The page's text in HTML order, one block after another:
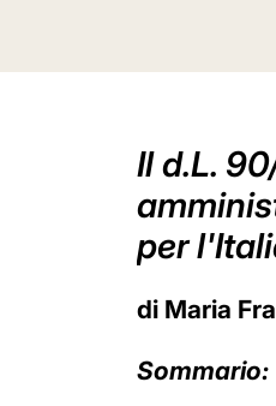
Il d.L.
per
di Maria
Sommario: